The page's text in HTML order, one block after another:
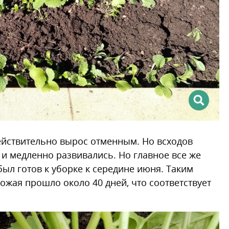
вырос отменным. Но всходов
медленно развивались. Но главное все же
готов к уборке к середине июня. Таким
прошло около 40 дней, что соответствует